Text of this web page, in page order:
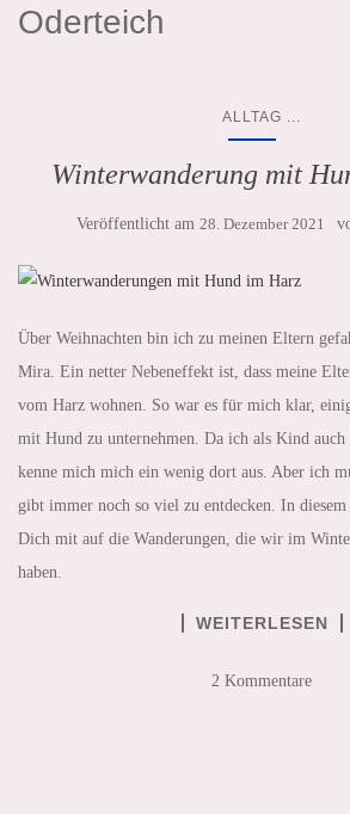
Oderteich
ALLTAG
Winterwanderung mit
Veröffentlicht am 28. Dezember 2021
Über Weihnachten bin ich zu meinen Eltern
Mira. Ein netter Nebeneffekt ist, dass meine
vom Harz wohnen. So war es für mich klar,
mit Hund zu unternehmen. Da ich als Kind
kenne mich mich ein wenig dort aus. Aber ich
gibt immer noch so viel zu entdecken. In
Dich mit auf die Wanderungen, die wir im
haben.
WEITERLESEN
2 Kommentare